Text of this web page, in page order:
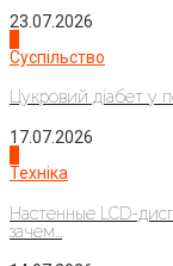
23.07.2026
Суспільство
Цукровий діабет у
17.07.2026
Техніка
Настенные LCD-
зачем...